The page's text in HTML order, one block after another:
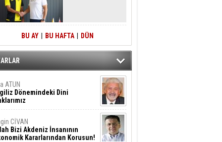
BU AY BU HAFTA DÜN
ATUN
Dönemindeki Dini
CİVAN
Bizi Akdeniz İnsanının
Kararlarından Korusun!